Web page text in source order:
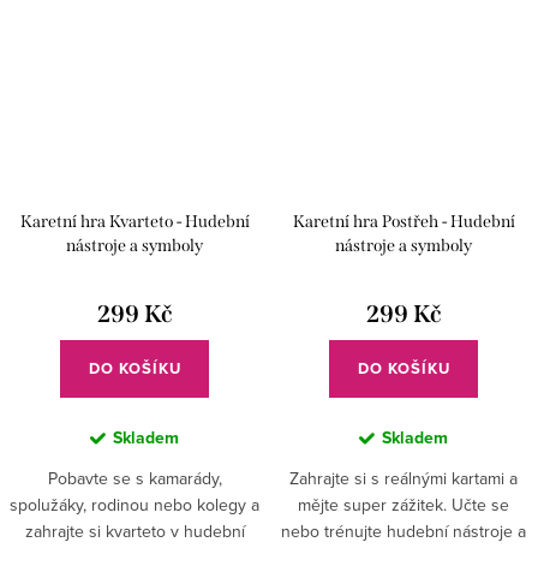
Karetní hra Kvarteto - Hudební
nástroje a symboly
299 Kč
DO KOŠÍKU
Skladem
Pobavte se s kamarády,
spolužáky, rodinou nebo kolegy a
zahrajte si kvarteto v hudební
Karetní hra Postřeh - Hudební
nástroje a symboly
299 Kč
DO KOŠÍKU
Skladem
Zahrajte si s reálnými kartami a
mějte super zážitek. Učte se
nebo trénujte hudební nástroje a